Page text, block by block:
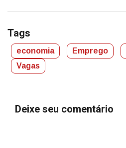
Tags
economia Emprego
Vagas
Deixe seu comentário